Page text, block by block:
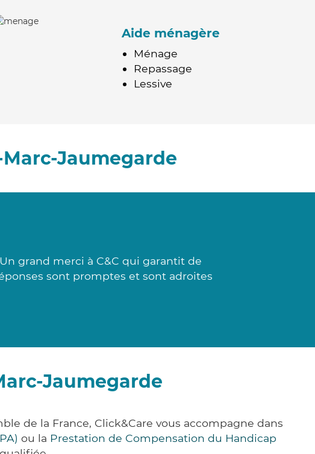
Aide ménagère
Ménage
Repassage
Lessive
Jaumegarde
grand merci à C&C qui garantit de
sont promptes et sont adroites
Jaumegarde
de la France, Click&Care vous accompagne dans
ou la Prestation de Compensation du Handicap